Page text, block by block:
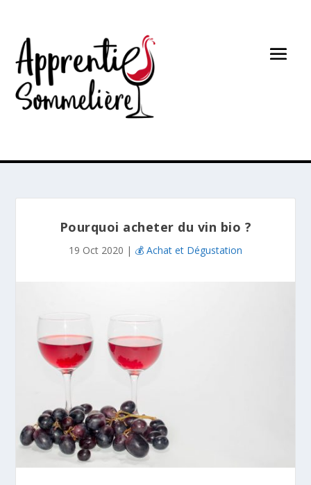
Pourquoi acheter du vin bio ?
19 Oct 2020 | 💰 Achat et Dégustation